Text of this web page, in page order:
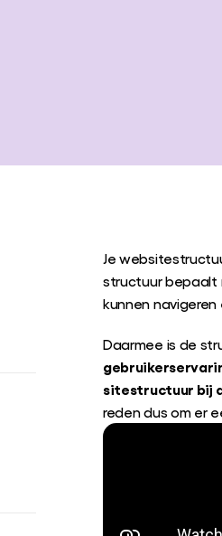
Je
structuur bepaalt
kunnen navigeren
Daarmee is de
sitestructuur bij
reden dus om er